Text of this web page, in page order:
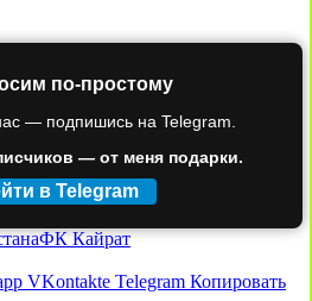
по-простому
— подпишись на Telegram.
— от меня подарки.
в Telegram
ФК Кайрат
VKontakte Telegram Копировать